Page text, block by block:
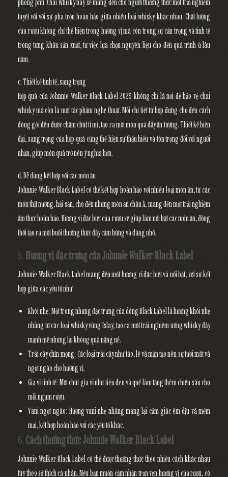
phong phú. Chai whisky này sẽ mang đến cho người thưởng thức một trải nghiệm
tuyệt vời với sự pha trộn hoàn hảo giữa nhiều loại whisky khác nhau. Chất lượng
của rượu không chỉ thể hiện trong hương vị mà còn trong sự cẩn trọng và tinh tế
trong từng khâu sản xuất, từ việc lựa chọn nguyên liệu cho đến quá trình ủ lâu
năm.
c. Thiết kế tinh tế, sang trọng
Hộp quà của Johnnie Walker Black Label 2025 không chỉ là nơi để bảo vệ chai
whisky mà còn là một tác phẩm nghệ thuật. Mỗi chi tiết từ hộp đựng cho đến cách
đóng gói đều được chăm chút tỉ mỉ, tạo ra một món quà đầy ấn tượng. Thiết kế hiện
đại, sang trọng của hộp quà cũng thể hiện sự thấu hiểu và tôn trọng đối với người
nhận, giúp món quà trở nên ý nghĩa hơn.
d. Dễ dàng kết hợp với các món ăn
Johnnie Walker Black Label có thể kết hợp hoàn hảo với nhiều loại món ăn, từ các
món thịt nướng, hải sản, cho đến những món ăn châu Á, mang đến một trải nghiệm
ẩm thực hoàn hảo. Hương vị đặc biệt của rượu sẽ giúp làm nổi bật các món ăn, đồng
thời tạo ra một buổi thưởng thức đầy cảm hứng và đáng nhớ.
5.Hương vị đặc trưng của Johnnie Walker Black Label
Johnnie Walker Black Label mang đến một hương vị đặc biệt và nổi bật, với sự kết
hợp giữa các yếu tố như:
Khói nhẹ: Một trong những đặc trưng của dòng Black Label là hương khói nhẹ
nhàng từ các loại whisky vùng Islay, tạo ra một trải nghiệm uống whisky đầy
mạnh mẽ nhưng lại không quá nặng nề.
Trái cây chín mọng: Các loại trái cây như táo, lê và mận tạo nên sự tươi mát và
ngọt ngào cho hương vị.
Gia vị tinh tế: Một chút gia vị như tiêu đen và quế làm tăng thêm chiều sâu cho
mỗi ngụm rượu.
Vani ngọt ngào: Hương vani nhẹ nhàng mang lại cảm giác êm dịu và mềm
mại, kết hợp hoàn hảo với các yếu tố khác.
6.Cách thưởng thức Johnnie Walker Black Label
Johnnie Walker Black Label có thể được thưởng thức theo nhiều cách khác nhau
tùy theo sở thích cá nhân. Nếu bạn muốn cảm nhận trọn vẹn hương vị của rượu, có